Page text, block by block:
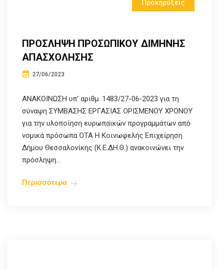
Προκηρύξεις
ΠΡΟΣΛΗΨΗ ΠΡΟΣΩΠΙΚΟΥ ΔΙΜΗΝΗΣ
ΑΠΑΣΧΟΛΗΣΗΣ
27/06/2023
ΑΝΑΚΟΙΝΩΣΗ υπ’ αριθμ. 1483/27-06-2023 για τη
σύναψη ΣΥΜΒΑΣΗΣ ΕΡΓΑΣΙΑΣ ΟΡΙΣΜΕΝΟΥ ΧΡΟΝΟΥ
για την υλοποίηση ευρωπαϊκών προγραμμάτων από
νομικά πρόσωπα ΟΤΑ Η Κοινωφελής Επιχείρηση
Δήμου Θεσσαλονίκης (Κ.Ε.ΔΗ.Θ.) ανακοινώνει την
πρόσληψη...
Περισσότερα